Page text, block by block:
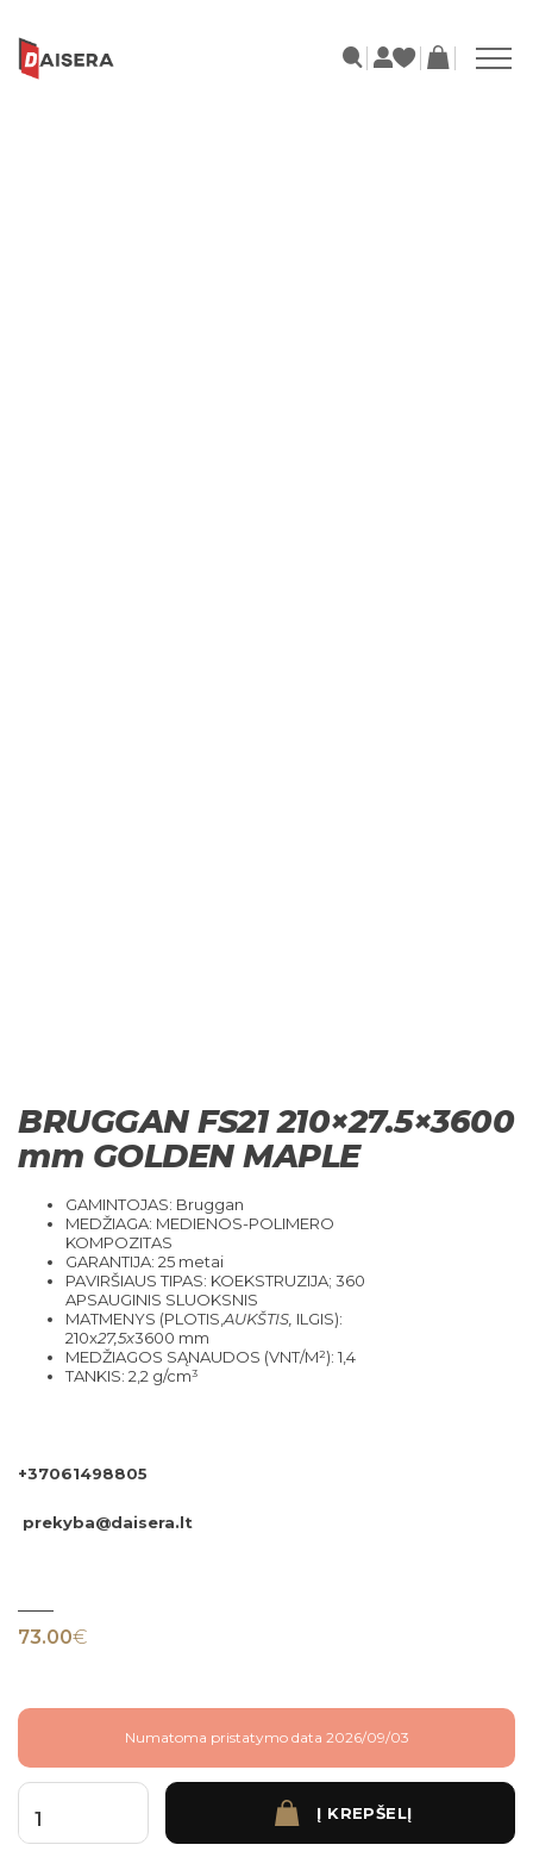
BRUGGAN FS21 210×27.5×3600
mm GOLDEN MAPLE
GAMINTOJAS: Bruggan
MEDŽIAGA: MEDIENOS-POLIMERO
KOMPOZITAS
GARANTIJA: 25 metai
PAVIRŠIAUS TIPAS: KOEKSTRUZIJA; 360
APSAUGINIS SLUOKSNIS
MATMENYS (PLOTIS, AUKŠTIS, ILGIS):
210x27,5x3600 mm
MEDŽIAGOS SĄNAUDOS (VNT/M²): 1,4
TANKIS: 2,2 g/cm³
+37061498805
prekyba@daisera.lt
73.00€
Numatoma pristatymo data 2026/09/03
produkto kiekis: BRUGGAN FS21 210x27.5x3600 mm GOLDEN MAPLE
Į KREPŠELĮ